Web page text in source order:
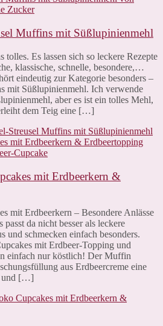
Muffins mit Süßlupinienmehl
Es lassen sich so leckere Rezepte
klassische, schnelle, besondere,…
eindeutig zur Kategorie besonders –
mit Süßlupinienmehl. Ich verwende
aber es ist ein tolles Mehl,
dem Teig eine […]
Streusel Muffins mit Süßlupinienmehl
mit Erdbeerkern & Erdbeertopping
mit Erdbeerkern &
mit Erdbeerkern – Besondere Anlässe
da nicht besser als leckere
und schmecken einfach besonders.
mit Erdbeer-Topping und
einfach nur köstlich! Der Muffin
aus Erdbeercreme eine
und […]
Cupcakes mit Erdbeerkern &